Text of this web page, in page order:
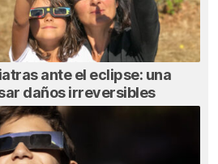
ante el eclipse: una
daños irreversibles